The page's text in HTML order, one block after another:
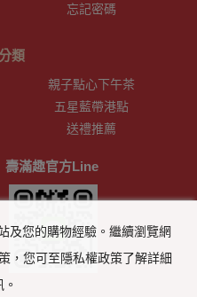
忘記密碼
類
親子點心下午茶
五星藍帶港點
送禮推薦
壽滿趣官方Line
及您的購物經驗。繼續瀏覽網
，您可至隱私權政策了解詳細